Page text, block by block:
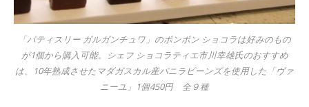
「パティスリー ガルガンチュワ」のボンボン ショコラは好みのもの
が1個から購入可能。シェフ ショコラティエ市川幸雄氏のおすすめ
は、10年熟成させたマダガスカル産バニラビーンズを使用した「ヴァ
ニーユ」1個450円 全９種